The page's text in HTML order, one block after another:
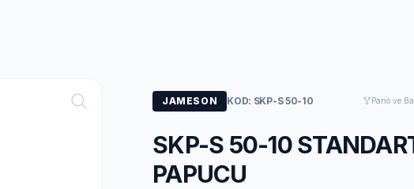
JAMESON KOD: SKP-S 50-10 Pano ve
SKP-S 50-10
PAPUCU